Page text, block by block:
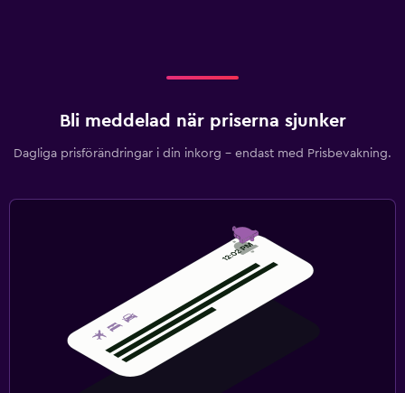
Bli meddelad när priserna sjunker
Dagliga prisförändringar i din inkorg – endast med Prisbevakning.